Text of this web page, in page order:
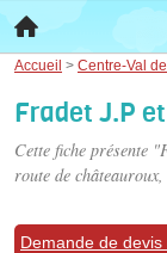
Accueil > Centre-Val
Fradet J.P
Cette fiche présente
route de châteauroux,
Demande de devis